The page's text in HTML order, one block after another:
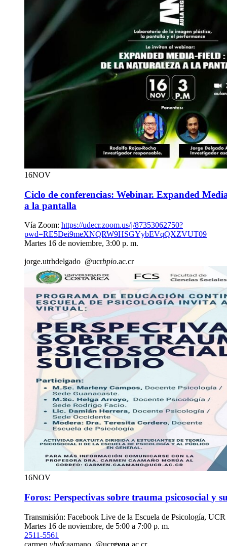
16NOV
Ciclo de conferencias: Webinar. Expanded
a la pantalla
Vía Zoom: https://udecr.zoom.us/j/87353062750?
pwd=RE5Dei9meXNQRW9HSGYybEVqQXZVUT09
Martes 16 de noviembre, 3:00 p. m.
jorge.utrhdelgado @ucrbpio.ac.cr
16NOV
Foros: Perspectivas sobre trauma psicosocial y
Transmisión: Facebook Live de la Escuela de Psicología, UCR
Martes 16 de noviembre, de 5:00 a 7:00 p. m.
2511-5561
carmen. vbyfcaamano @ucrgyqa .ac.cr